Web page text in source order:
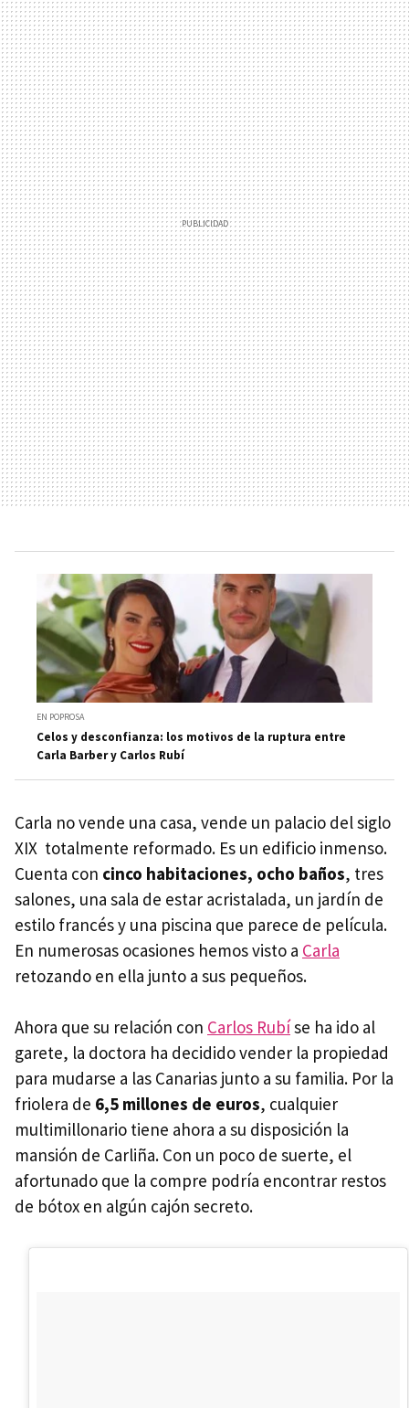
EN POPROSA
Celos y desconfianza: los motivos de la ruptura entre
Carla Barber y Carlos Rubí
Carla no vende una casa, vende un palacio del siglo
XIX totalmente reformado. Es un edificio inmenso.
Cuenta con cinco habitaciones, ocho baños, tres
salones, una sala de estar acristalada, un jardín de
estilo francés y una piscina que parece de película.
En numerosas ocasiones hemos visto a Carla
retozando en ella junto a sus pequeños.
Ahora que su relación con Carlos Rubíse ha ido al
garete, la doctora ha decidido vender la propiedad
para mudarse a las Canarias junto a su familia. Por la
friolera de 6,5 millones de euros, cualquier
multimillonario tiene ahora a su disposición la
mansión de Carliña. Con un poco de suerte, el
afortunado que la compre podría encontrar restos
de bótox en algún cajón secreto.